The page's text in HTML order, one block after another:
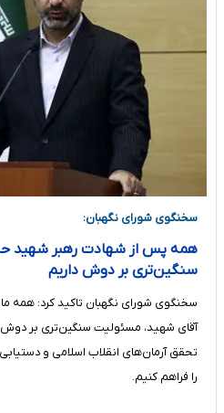
سخنگوی شورای نگهبان:
همه پس از شهادت رهبر شهید
سنگین‌تری بر دوش داریم
سخنگوی شورای نگهبان تاکید کرد:
آقای شهید، مسئولیت سنگین‌تری بر دوش
تحقق آرمان‌های انقلاب اسلامی و
را فراهم کنیم.